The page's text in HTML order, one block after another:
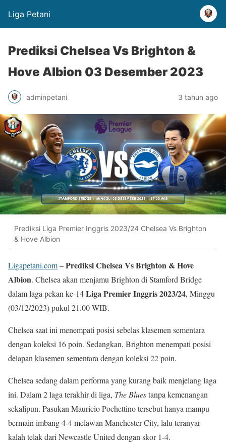
Liga Petani
Prediksi Chelsea Vs Brighton &
Hove Albion 03 Desember 2023
adminpetani 3 tahun ago
Prediksi Liga Premier Inggris 2023/24 Chelsea Vs Brighton
& Hove Albion
Ligapetani.com–Prediksi Chelsea Vs Brighton & Hove
Albion. Chelsea akan menjamu Brighton di Stamford Bridge
dalam laga pekan ke-14Liga Premier Inggris 2023/24, Minggu
(03/12/2023) pukul 21.00 WIB.
Chelsea saat ini menempati posisi sebelas klasemen sementara
dengan koleksi 16 poin. Sedangkan, Brighton menempati posisi
delapan klasemen sementara dengan koleksi 22 poin.
Chelsea sedang dalam performa yang kurang baik menjelang laga
ini. Dalam 2 laga terakhir di liga, The Bluestanpa kemenangan
sekalipun. Pasukan Mauricio Pochettino tersebut hanya mampu
bermain imbang 4-4 melawan Manchester City, lalu teranyar
kalah telak dari Newcastle United dengan skor 1-4.